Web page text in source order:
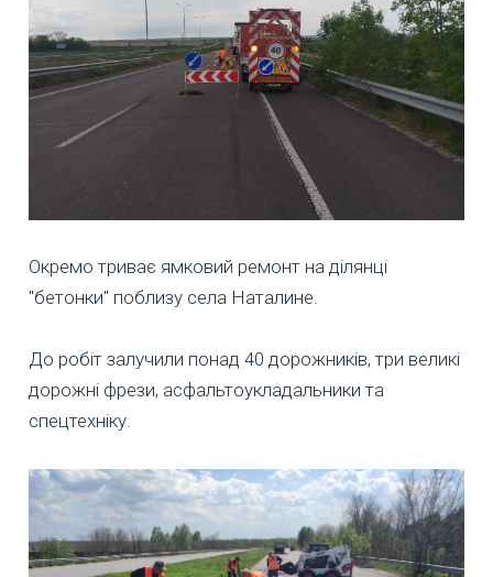
Окремо триває ямковий ремонт на ділянці
"бетонки" поблизу села Наталине.
До робіт залучили понад 40 дорожників, три великі
дорожні фрези, асфальтоукладальники та
спецтехніку.